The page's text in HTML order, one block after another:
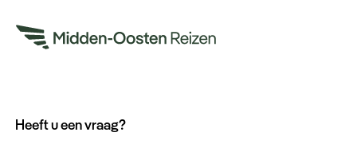
Heeft u een vraag?